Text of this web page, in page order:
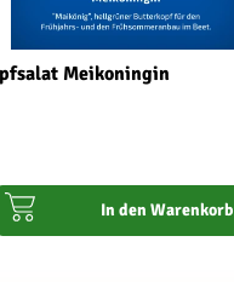
Meikoningin
In den Warenkorb